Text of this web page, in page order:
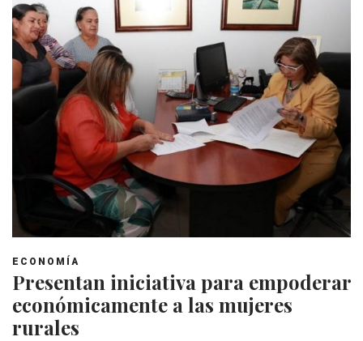
ECONOMÍA
Presentan iniciativa para empoderar
económicamente a las mujeres
rurales